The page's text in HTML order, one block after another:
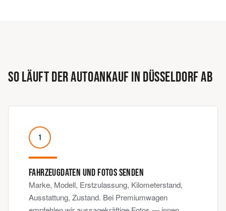
SO LÄUFT DER AUTOANKAUF IN DÜSSELDORF AB
1
FAHRZEUGDATEN UND FOTOS SENDEN
Marke, Modell, Erstzulassung, Kilometerstand,
Ausstattung, Zustand. Bei Premiumwagen